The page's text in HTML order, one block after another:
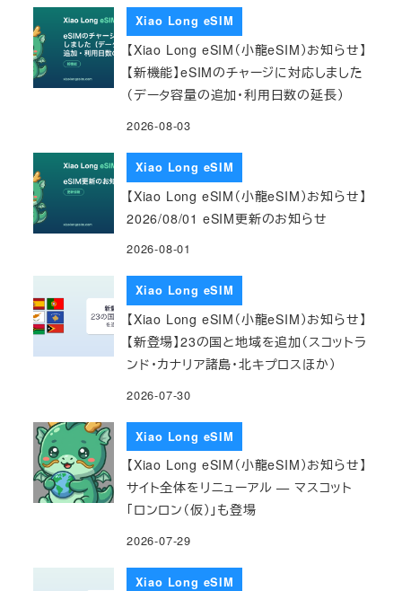
Xiao Long eSIM
【Xiao Long eSIM（小龍eSIM）お知らせ】
【新機能】eSIMのチャージに対応しました
（データ容量の追加・利用日数の延長）
2026-08-03
Xiao Long eSIM
【Xiao Long eSIM（小龍eSIM）お知らせ】
2026/08/01 eSIM更新のお知らせ
2026-08-01
Xiao Long eSIM
【Xiao Long eSIM（小龍eSIM）お知らせ】
【新登場】23の国と地域を追加（スコットラ
ンド・カナリア諸島・北キプロスほか）
2026-07-30
Xiao Long eSIM
【Xiao Long eSIM（小龍eSIM）お知らせ】
サイト全体をリニューアル — マスコット
「ロンロン（仮）」も登場
2026-07-29
Xiao Long eSIM